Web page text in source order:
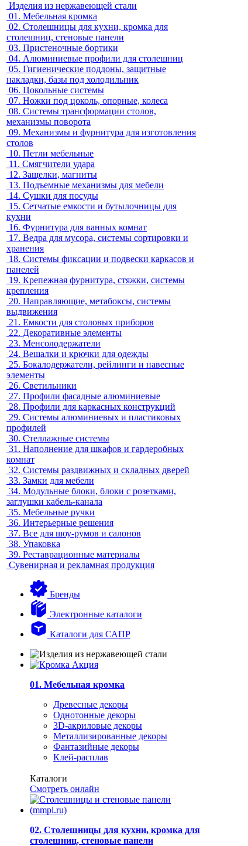
Изделия из нержавеющей стали
01. Мебельная кромка
02. Столешницы для кухни, кромка для
столешниц, стеновые панели
03. Пристеночные бортики
04. Алюминиевые профили для столешниц
05. Гигиенические поддоны, защитные
накладки, базы под холодильник
06. Цокольные системы
07. Ножки под цоколь, опорные, колеса
08. Системы трансформации столов,
механизмы поворота
09. Механизмы и фурнитура для изготовления
столов
10. Петли мебельные
11. Смягчители удара
12. Защелки, магниты
13. Подъемные механизмы для мебели
14. Сушки для посуды
15. Сетчатые емкости и бутылочницы для
кухни
16. Фурнитура для ванных комнат
17. Ведра для мусора, системы сортировки и
хранения
18. Системы фиксации и подвески каркасов и
панелей
19. Крепежная фурнитура, стяжки, системы
крепления
20. Направляющие, метабоксы, системы
выдвижения
21. Емкости для столовых приборов
22. Декоративные элементы
23. Менсолодержатели
24. Вешалки и крючки для одежды
25. Бокалодержатели, рейлинги и навесные
элементы
26. Светильники
27. Профили фасадные алюминиевые
28. Профили для каркасных конструкций
29. Системы алюминиевых и пластиковых
профилей
30. Стеллажные системы
31. Наполнение для шкафов и гардеробных
комнат
32. Системы раздвижных и складных дверей
33. Замки для мебели
34. Модульные блоки, блоки с розетками,
заглушки кабель-канала
35. Мебельные ручки
36. Интерьерные решения
37. Все для шоу-румов и салонов
38. Упаковка
39. Реставрационные материалы
Сувенирная и рекламная продукция
Бренды
Электронные каталоги
Каталоги для САПР
01. Мебельная кромка
Древесные декоры
Однотонные декоры
3D-акриловые декоры
Металлизированные декоры
Фантазийные декоры
Клей-расплав
Каталоги
Смотреть онлайн
02. Столешницы для кухни, кромка для
столешниц, стеновые панели